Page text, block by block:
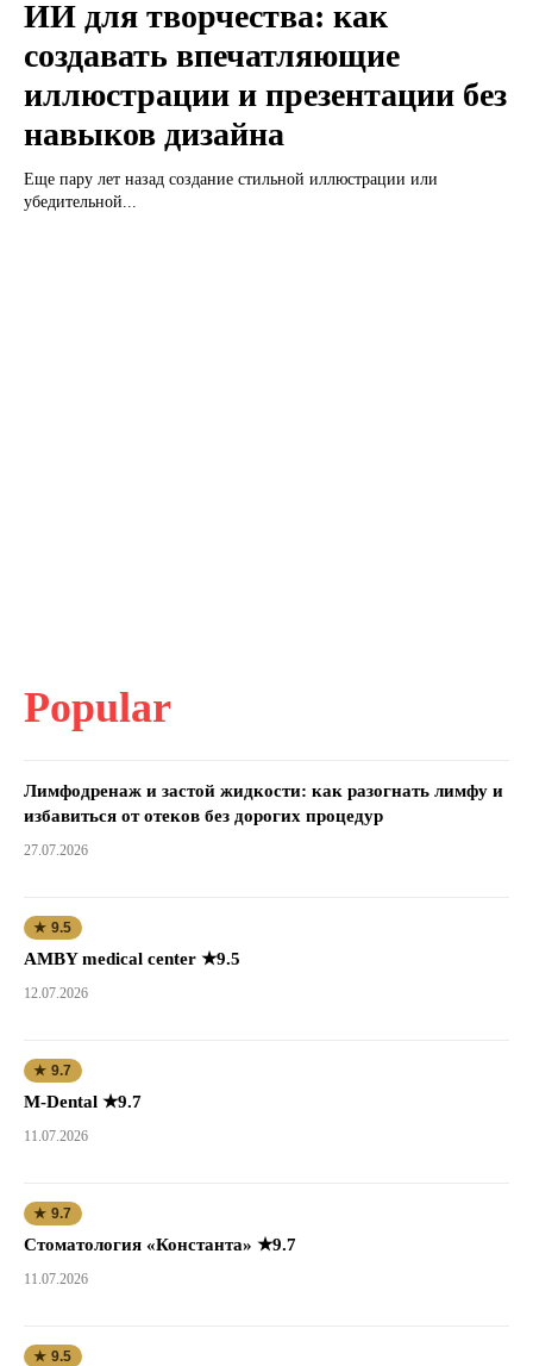
ИИ для творчества: как
создавать впечатляющие
иллюстрации и презентации без
навыков дизайна
Еще пару лет назад создание стильной иллюстрации или
убедительной...
Popular
Лимфодренаж и застой жидкости: как разогнать лимфу и
избавиться от отеков без дорогих процедур
27.07.2026
★ 9.5
AMBY medical center ★9.5
12.07.2026
★ 9.7
M-Dental ★9.7
11.07.2026
★ 9.7
Стоматология «Константа» ★9.7
11.07.2026
★ 9.5